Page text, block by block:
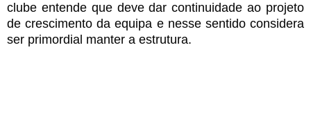
clube entende que deve dar continuidade ao projeto
de crescimento da equipa e nesse sentido considera
ser primordial manter a estrutura.